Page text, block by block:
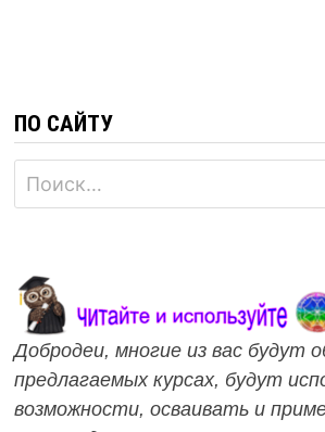
ПО САЙТУ
Найти:
Добродеи, многие из вас будут
предлагаемых курсах, будут
возможности, осваивать и